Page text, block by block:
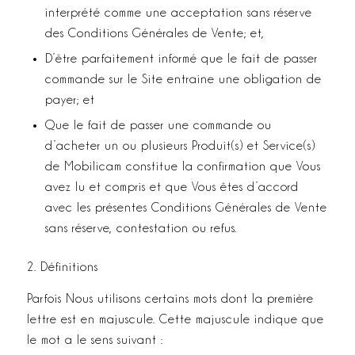
interprété comme une acceptation sans réserve
des Conditions Générales de Vente; et,
D’être parfaitement informé que le fait de passer
commande sur le Site entraine une obligation de
payer; et
Que le fait de passer une commande ou
d’acheter un ou plusieurs Produit(s) et Service(s)
de Mobilicam constitue la confirmation que Vous
avez lu et compris et que Vous êtes d’accord
avec les présentes Conditions Générales de Vente
sans réserve, contestation ou refus.
2. Définitions
Parfois Nous utilisons certains mots dont la première
lettre est en majuscule. Cette majuscule indique que
le mot a le sens suivant :